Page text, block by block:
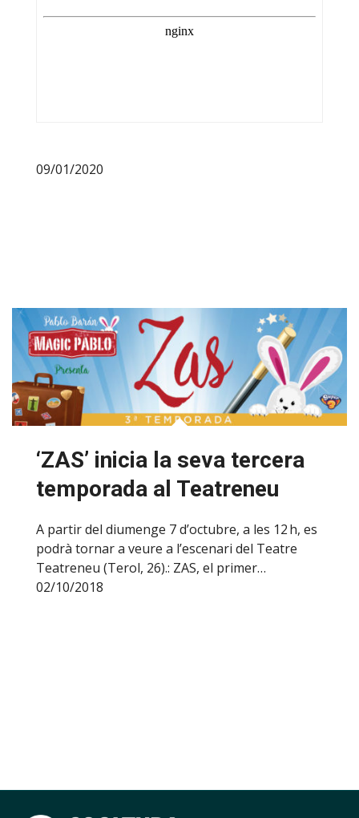
09/01/2020
‘ZAS’ inicia la seva tercera
temporada al Teatreneu
A partir del diumenge 7 d’octubre, a les 12 h, es
podrà tornar a veure a l’escenari del Teatre
Teatreneu (Terol, 26).: ZAS, el primer…
02/10/2018